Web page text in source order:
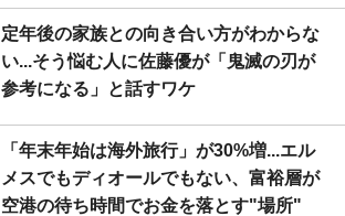
定年後の家族との向き合い方がわからな
い...そう悩む人に佐藤優が「鬼滅の刃が
参考になる」と話すワケ
「年末年始は海外旅行」が30%増...エル
メスでもディオールでもない、富裕層が
空港の待ち時間でお金を落とす"場所"